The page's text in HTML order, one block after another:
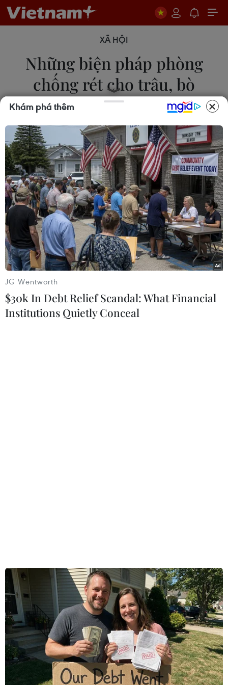
XÃ HỘI
Những biện pháp phòng
chống rét cho trâu, bò
Để chủ động phòng, chống rét cho trâu bò và
giảm thiểu thiệt hại do giá rét gây ra có thể áp
dụng một số biện pháp như: Gia cố chuồng trại,
tăng cường vệ sinh, tiêu độc khử trùng chuồng
nuôi.
Khám phá thêm
JG Wentworth
$30k In Debt Relief Scandal: What Financial
Institutions Quietly Conceal